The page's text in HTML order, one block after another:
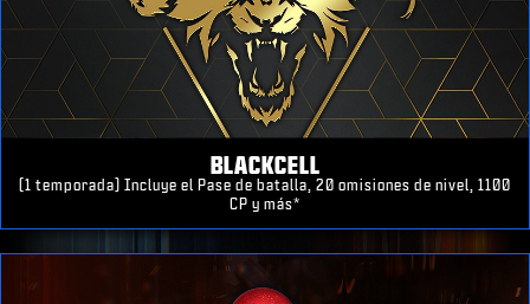
BLACKCELL
(1 temporada) Incluye el Pase de batalla, 20 omisiones de nivel, 1100
CP y más*